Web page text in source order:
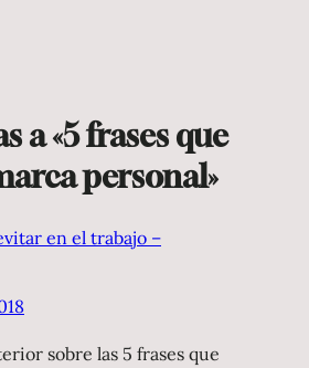
a «5 frases que
personal»
en el trabajo –
sobre las 5 frases que